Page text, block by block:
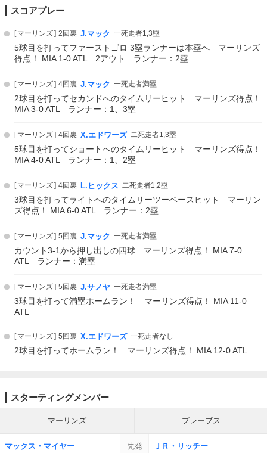
スコアプレー
マーリンズ 2回裏 J.マック 一死走者1,3塁
5球目を打ってファーストゴロ 3塁ランナーは本塁へ マーリンズ
得点！ MIA 1-0 ATL 2アウト ランナー：2塁
マーリンズ 4回裏 J.マック 一死走者満塁
2球目を打ってセカンドへのタイムリーヒット マーリンズ得点！
MIA 3-0 ATL ランナー：1、3塁
マーリンズ 4回裏 X.エドワーズ 二死走者1,3塁
5球目を打ってショートへのタイムリーヒット マーリンズ得点！
MIA 4-0 ATL ランナー：1、2塁
マーリンズ 4回裏 L.ヒックス 二死走者1,2塁
3球目を打ってライトへのタイムリーツーベースヒット マーリン
ズ得点！ MIA 6-0 ATL ランナー：2塁
マーリンズ 5回裏 J.マック 一死走者満塁
カウント3-1から押し出しの四球 マーリンズ得点！ MIA 7-0
ATL ランナー：満塁
マーリンズ 5回裏 J.サノヤ 一死走者満塁
3球目を打って満塁ホームラン！ マーリンズ得点！ MIA 11-0
ATL
マーリンズ 5回裏 X.エドワーズ 一死走者なし
2球目を打ってホームラン！ マーリンズ得点！ MIA 12-0 ATL
スターティングメンバー
マーリンズ ブレーブス
マックス・マイヤー 先発 ＪＲ・リッチー